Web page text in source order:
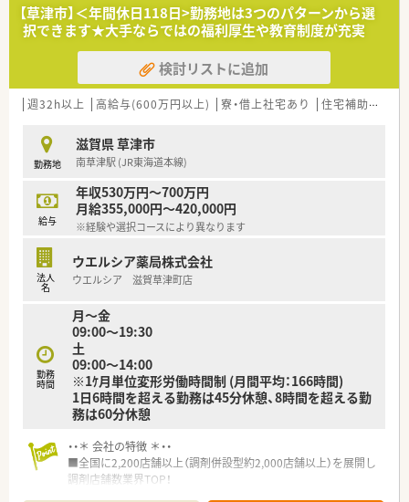
■店舗拡大に伴い、エリアマネジャーや営業部長等のマネジメン
トのポジションも増えます。
■在宅や教育等の専門性を活かせるスペシャリストを目指すこ
とも可能です。
■その他にも、管理部門や商品部門等の本社スタッフなど活動領
域は多種多様です。
■在宅実施店舗は年々増加しており、在宅医療へもしっかりと関
■育児休暇は3歳まで取得が可能で、時短制度は小学5年生まで
時短勤務ができるよう変更予定です。
■年間休日が120日とワークライフバランスが整っています
■日用品から常備薬まで、従業員割引制度など嬉しいメリットも
たくさんあります！
【草津市】＜年間休日118日>勤務地は3つのパターンから選
択できます★大手ならではの福利厚生や教育制度が充実
検討リストに追加
週32h以上 高給与(600万円以上) 寮・借上社宅あり 住宅補助(手当)あり
勤務地
滋賀県 草津市
南草津駅 (JR東海道本線)
給与
年収530万円～700万円
月給355,000円～420,000円
※経験や選択コースにより異なります
法人
名
ウエルシア薬局株式会社
ウエルシア 滋賀草津町店
勤務
時間
月～金
09:00～19:30
土
09:00～14:00
※1ｹ月単位変形労働時間制 (月間平均：166時間)
1日6時間を超える勤務は45分休憩、8時間を超える勤
務は60分休憩
・・＊ 会社の特徴 ＊・・
■全国に2,200店舗以上（調剤併設型約2,000店舗以上）を展開し
調剤店舗数業界TOP！